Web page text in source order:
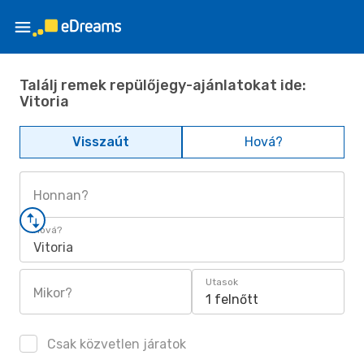
Találj remek repülőjegy-ajánlatokat ide:
Vitoria
Visszaút Hová?
Honnan?
Hová?
Vitoria
Mikor?
Utasok
1 felnőtt
Csak közvetlen járatok